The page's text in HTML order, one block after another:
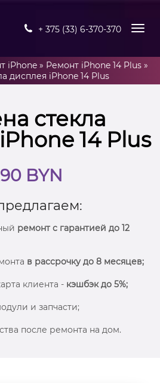
+ 375 (33) 6-370-370
iPhone » Ремонт iPhone 14 Plus »
дисплея iPhone 14 Plus
стекла
14 Plus
BYN
ремонт с гарантией до 12
в рассрочку до 8 месяцев;
клиента - кэшбэк до 5%;
и запчасти;
после ремонта на дом.